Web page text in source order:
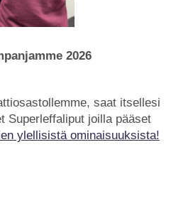
2026
saat itsellesi
Superleffaliput joilla pääset
ylellisistä ominaisuuksista!